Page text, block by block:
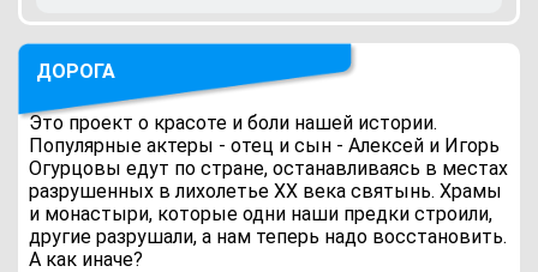
ДОРОГА
Это проект о красоте и боли нашей истории.
Популярные актеры - отец и сын - Алексей и Игорь
Огурцовы едут по стране, останавливаясь в местах
разрушенных в лихолетье ХХ века святынь. Храмы
и монастыри, которые одни наши предки строили,
другие разрушали, а нам теперь надо восстановить.
А как иначе?